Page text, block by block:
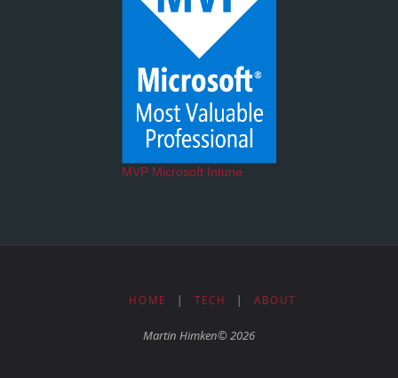
MVP Microsoft Intune
HOME TECH ABOUT
Martin Himken© 2026